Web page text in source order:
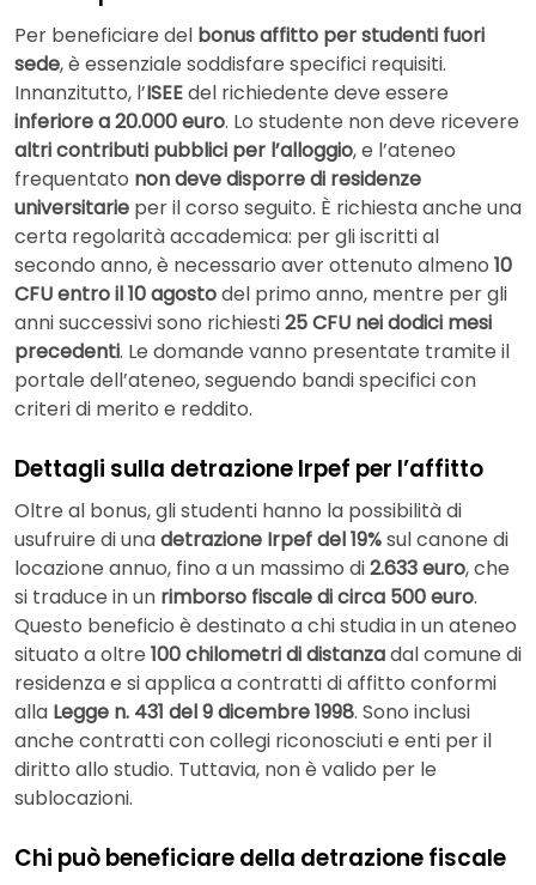
Per beneficiare del bonus affitto per studenti fuori
sede, è essenziale soddisfare specifici requisiti.
Innanzitutto, l’ISEEdel richiedente deve essere
inferiore a 20.000 euro. Lo studente non deve ricevere
altri contributi pubblici per l’alloggio, e l’ateneo
frequentato non deve disporre di residenze
universitarie per il corso seguito. È richiesta anche una
certa regolarità accademica: per gli iscritti al
secondo anno, è necessario aver ottenuto almeno 10
CFU entro il 10 agostodel primo anno, mentre per gli
anni successivi sono richiesti25 CFU nei dodici mesi
precedenti. Le domande vanno presentate tramite il
portale dell’ateneo, seguendo bandi specifici con
criteri di merito e reddito.
Dettagli sulla detrazione Irpef per l’affitto
Oltre al bonus, gli studenti hanno la possibilità di
usufruire di unadetrazione Irpef del 19%sul canone di
locazione annuo, fino a un massimo di2.633 euro, che
si traduce in un rimborso fiscale di circa 500 euro.
Questo beneficio è destinato a chi studia in un ateneo
situato a oltre 100 chilometri di distanzadal comune di
residenza e si applica a contratti di affitto conformi
alla Legge n. 431 del 9 dicembre 1998. Sono inclusi
anche contratti con collegi riconosciuti e enti per il
diritto allo studio. Tuttavia, non è valido per le
sublocazioni.
Chi può beneficiare della detrazione fiscale